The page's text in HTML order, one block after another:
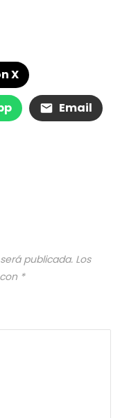
X
Email
publicada. Los
*